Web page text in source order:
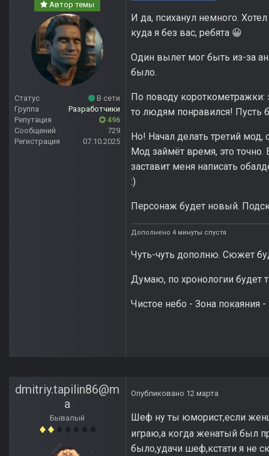
Автор темы
Статус
В сети
Группа
Разработчики
Репутация
496
Сообщений
729
Регистрация
07.10.2025
И да, психанул немного.
куда я без вас, ребята 😀
Один вылет мог быть из-за
было.
По поводу
то людям понравился! Пусть
Но! Начал делать третий
Мод займёт время, это
заставит меня написать
:)
Персонаж будет новый.
Дополнено 4 минуты спустя
Чуть-чуть дополню. Сюжет
Думаю, по хронологии будет
Чистое небо - Зона
dmitriy.tapilin86@m
a
Бывалый
Опубликовано 12 марта
Шеф ну ты юморист,если
играю,а когда женатый был
было,удачи шеф,кстати я не